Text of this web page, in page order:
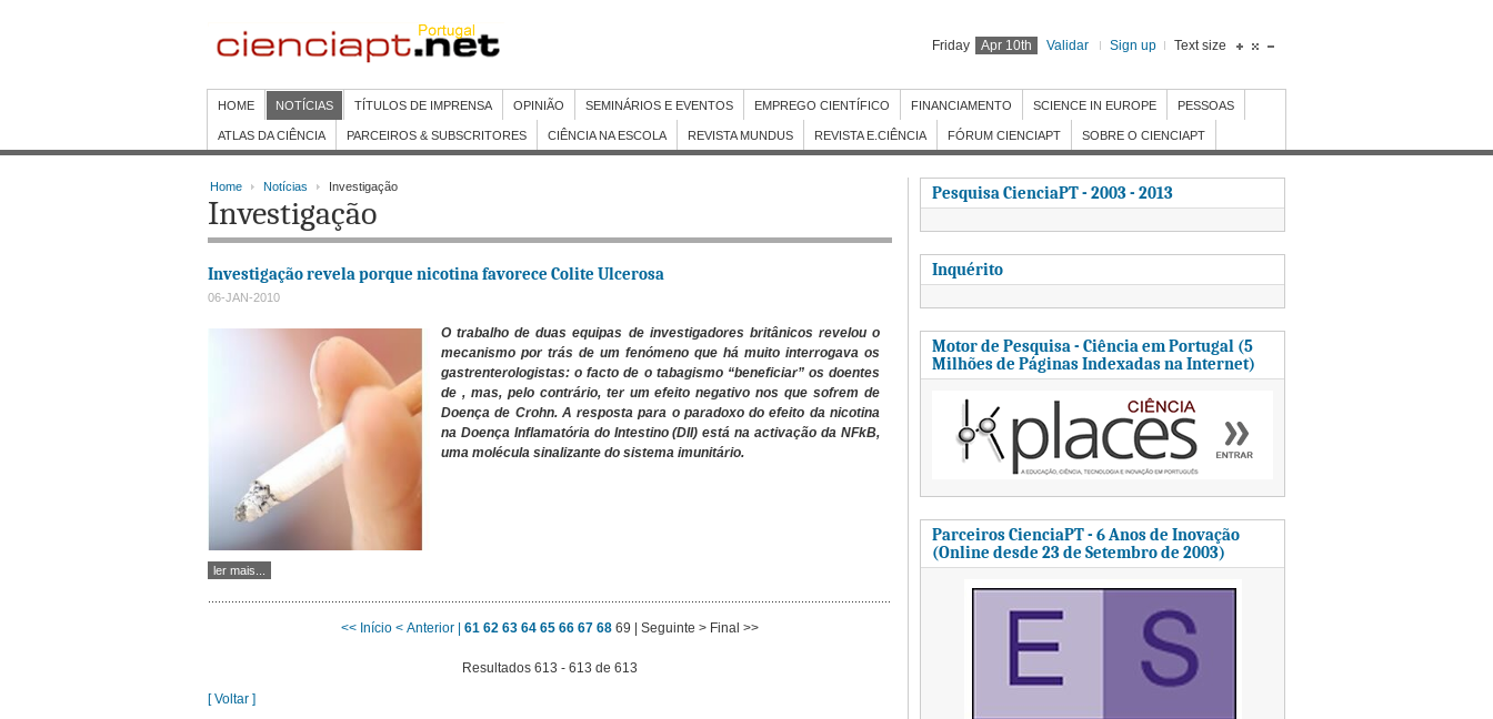
Friday Apr 10th Validar Sign up Text size
HOME NOTÍCIAS TÍTULOS DE IMPRENSA OPINIÃO SEMINÁRIOS E EVENTOS EMPREGO CIENTÍFICO FINANCIAMENTO SCIENCE IN EUROPE PESSOAS
ATLAS DA CIÊNCIA PARCEIROS & SUBSCRITORES CIÊNCIA NA ESCOLA REVISTA MUNDUS REVISTA E.CIÊNCIA FÓRUM CIENCIAPT SOBRE O CIENCIAPT
Home Notícias Investigação
Investigação
Investigação revela porque nicotina favorece Colite Ulcerosa
06-JAN-2010
O trabalho de duas equipas de investigadores britânicos revelou o
mecanismo por trás de um fenómeno que há muito interrogava os
gastrenterologistas: o facto de o tabagismo “beneficiar” os doentes
de , mas, pelo contrário, ter um efeito negativo nos que sofrem de
Doença de Crohn. A resposta para o paradoxo do efeito da nicotina
na Doença Inflamatória do Intestino (DII) está na activação da NFkB,
uma molécula sinalizante do sistema imunitário.
ler mais...
<< Início < Anterior | 61 62 63 64 65 66 67 68 69 | Seguinte > Final >>
Resultados 613 - 613 de 613
[ Voltar ]
Pesquisa CienciaPT - 2003 - 2013
Inquérito
Motor de Pesquisa - Ciência em Portugal (5
Milhões de Páginas Indexadas na Internet)
Parceiros CienciaPT - 6 Anos de Inovação
(Online desde 23 de Setembro de 2003)